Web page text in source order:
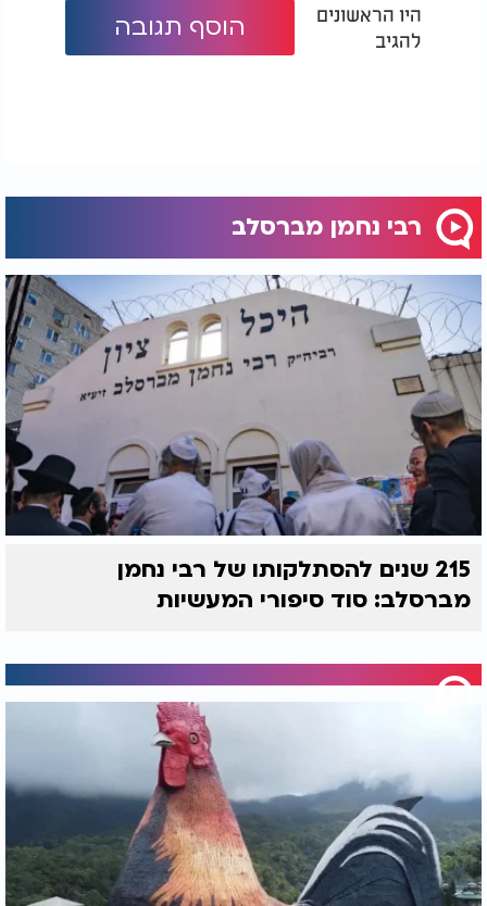
היו הראשונים
להגיב
הוסף תגובה
רבי נחמן מברסלב
215 שנים להסתלקותו של רבי נחמן
מברסלב: סוד סיפורי המעשיות